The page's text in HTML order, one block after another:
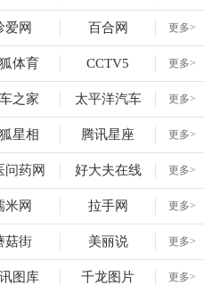
爱网 百合网 更多>
体育 CCTV5 更多>
之家 太平洋汽车 更多>
星相 腾讯星座 更多>
问药网 好大夫在线 更多>
米网 拉手网 更多>
菇街 美丽说 更多>
图库 千龙图片 更多>